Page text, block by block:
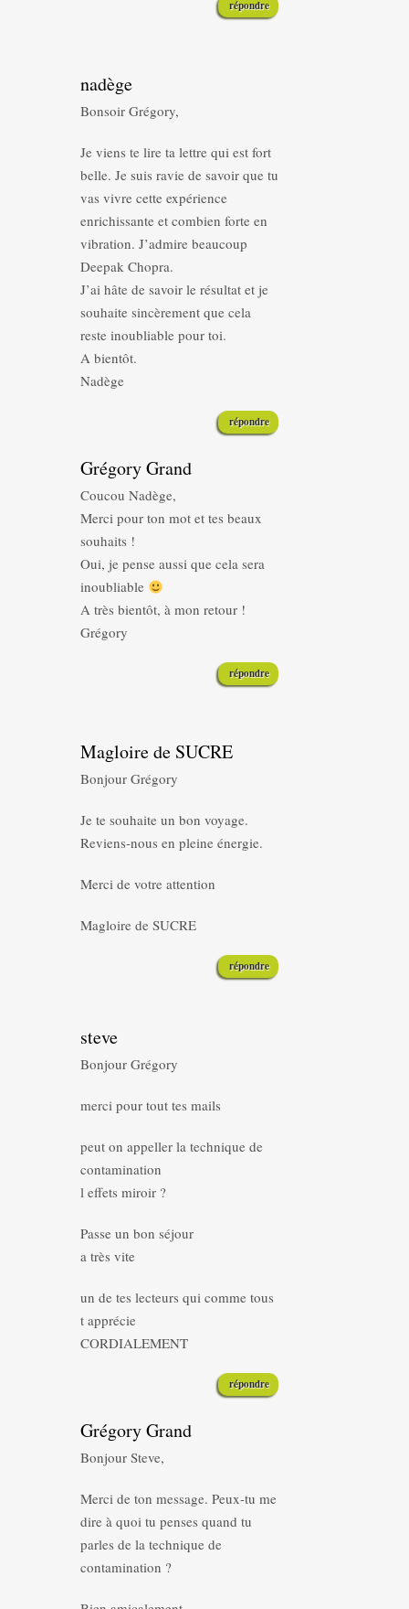
répondre
nadège
Bonsoir Grégory,
Je viens te lire ta lettre qui est fort
belle. Je suis ravie de savoir que tu
vas vivre cette expérience
enrichissante et combien forte en
vibration. J’admire beaucoup
Deepak Chopra.
J’ai hâte de savoir le résultat et je
souhaite sincèrement que cela
reste inoubliable pour toi.
A bientôt.
Nadège
répondre
Grégory Grand
Coucou Nadège,
Merci pour ton mot et tes beaux
souhaits !
Oui, je pense aussi que cela sera
inoubliable
A très bientôt, à mon retour !
Grégory
répondre
Magloire de SUCRE
Bonjour Grégory
Je te souhaite un bon voyage.
Reviens-nous en pleine énergie.
Merci de votre attention
Magloire de SUCRE
répondre
steve
Bonjour Grégory
merci pour tout tes mails
peut on appeller la technique de
contamination
l effets miroir ?
Passe un bon séjour
a très vite
un de tes lecteurs qui comme tous
t apprécie
CORDIALEMENT
répondre
Grégory Grand
Bonjour Steve,
Merci de ton message. Peux-tu me
dire à quoi tu penses quand tu
parles de la technique de
contamination ?